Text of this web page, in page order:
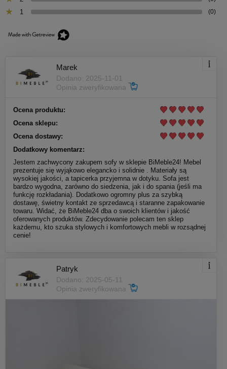
1 (0)
Marek
Dodano: 2025-11-01
Opinia zweryfikowana
Ocena produktu:
Ocena sklepu:
Ocena dostawy:
Dodatkowy komentarz:
Jestem zachwycony zakupem sofy w sklepie BiMeble24! Mebel
prezentuje się wyjąkowo elegancko i solidnie . Materiały są
wysokiej jakości, a tapicerka przyjemna w dotyku. Sofa jest
bardzo wygodna, zarówno do siedzenia, jak i do spania (jeśli ma
funkcję rozkładania). Dodatkowo ogromny plus za szybką
dostawę, świetny kontakt ze sprzedawcą i staranne zapakowanie
towaru. Widać, że BiMeble24 dba o swoich klientów i jakość
oferowanych produktów. Zdecydowanie polecam ten sklep
każdemu, kto szuka stylowych i komfortowych mebli w rozsądnej
cenie!
Patryk
Dodano: 2025-05-11
Opinia zweryfikowana